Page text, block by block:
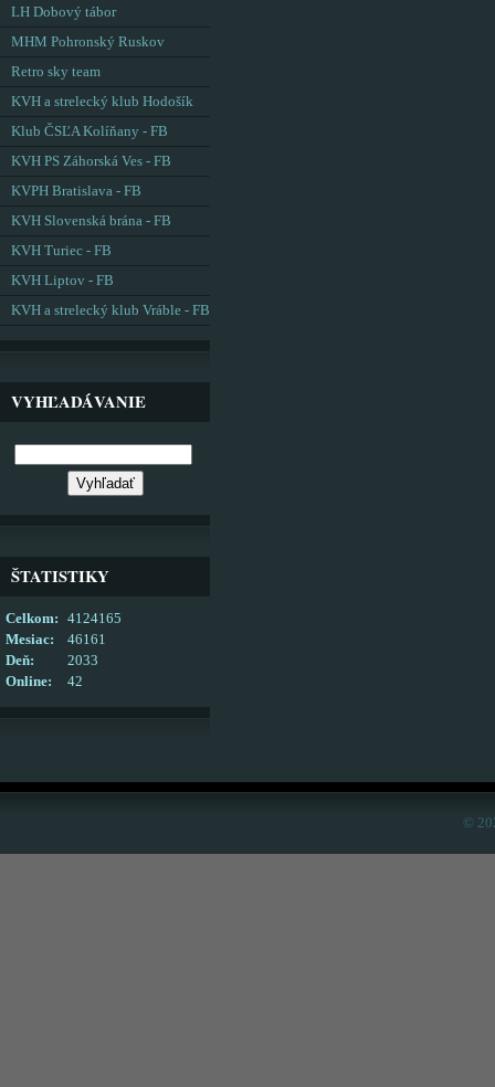
LH Dobový tábor
MHM Pohronský Ruskov
Retro sky team
KVH a strelecký klub Hodošík
Klub ČSĽA Kolíňany - FB
KVH PS Záhorská Ves - FB
KVPH Bratislava - FB
KVH Slovenská brána - FB
KVH Turiec - FB
KVH Liptov - FB
KVH a strelecký klub Vráble - FB
VYHĽADÁVANIE
ŠTATISTIKY
Online: 42
Celkom:
4124165
Mesiac:
46161
Deň:
2033
©